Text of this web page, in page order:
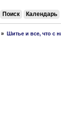
Поиск Календарь
» Шитье и все, что с